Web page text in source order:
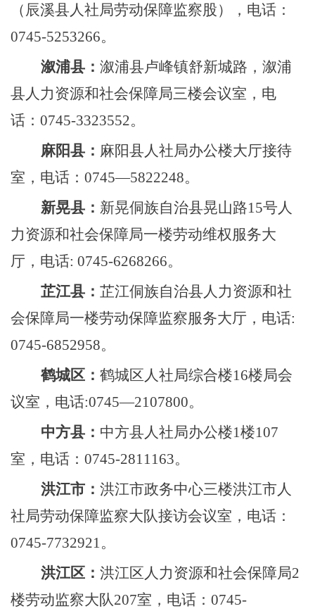
（辰溪县人社局劳动保障监察股），电话：
0745-5253266。
溆浦县： 溆浦县卢峰镇舒新城路，溆浦
县人力资源和社会保障局三楼会议室，电
话： 0745-3323552。
麻阳县： 麻阳县人社局办公楼大厅接待
室，电话： 0745—5822248。
新晃县： 新晃侗族自治县晃山路15号人
力资源和社会保障局一楼劳动维权服务大
厅，电话: 0745-6268266。
芷江县： 芷江侗族自治县人力资源和社
会保障局一楼劳动保障监察服务大厅，电话:
0745-6852958。
鹤城区： 鹤城区人社局综合楼16楼局会
议室，电话:0745—2107800。
中方县： 中方县人社局办公楼1楼107
室，电话： 0745-2811163。
洪江市： 洪江市政务中心三楼洪江市人
社局劳动保障监察大队接访会议室，电话：
0745-7732921。
洪江区： 洪江区人力资源和社会保障局2
楼劳动监察大队207室，电话：0745-